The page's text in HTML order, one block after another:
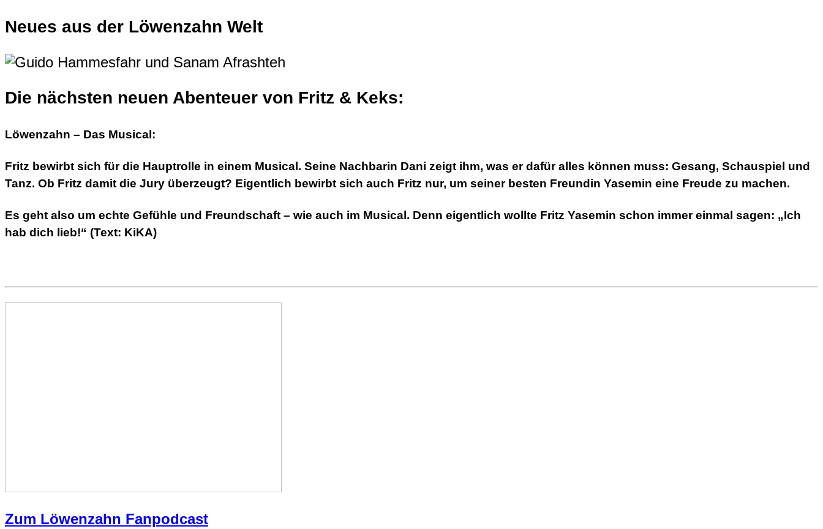
Neues aus der Löwenzahn Welt
Die nächsten neuen Abenteuer von Fritz & Keks:
Löwenzahn – Das Musical:
Fritz bewirbt sich für die Hauptrolle in einem Musical. Seine Nachbarin Dani zeigt ihm, was er dafür alles können muss: Gesang, Schauspiel und
Tanz. Ob Fritz damit die Jury überzeugt? Eigentlich bewirbt sich auch Fritz nur, um seiner besten Freundin Yasemin eine Freude zu machen.
Es geht also um echte Gefühle und Freundschaft – wie auch im Musical. Denn eigentlich wollte Fritz Yasemin schon immer einmal sagen: „Ich
hab dich lieb!“ (Text: KiKA)
Zum Löwenzahn Fanpodcast